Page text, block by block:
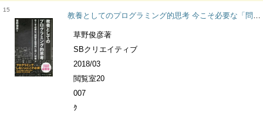
15
教養としてのプログラミング的思考 今こそ必要な「問題を論理的に解く」技術 サイエンス・アイ新書 SIS-404 論理
草野俊彦著
SBクリエイティブ
2018/03
閲覧室20
007
ｸ